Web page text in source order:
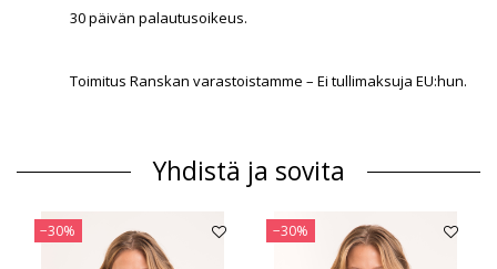
30 päivän palautusoikeus.
Toimitus Ranskan varastoistamme – Ei tullimaksuja EU:hun.
Yhdistä ja sovita
−30% −30%